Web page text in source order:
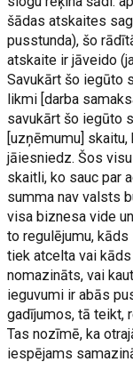
šādas atskaites
pusstunda), šo
atskaite ir jāveido
Savukārt šo iegūto
likmi [darba
savukārt šo iegūto
[uzņēmumu]
jāiesniedz. Šos
skaitli, ko sauc par
summa nav valsts
visa biznesa vide
to regulējumu,
tiek atcelta vai
nomazināts, vai
ieguvumi ir abās
gadījumos, tā teikt,
Tas nozīmē, ka
iespējams